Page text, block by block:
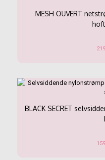
MESH OUVERT
BLACK SECRET